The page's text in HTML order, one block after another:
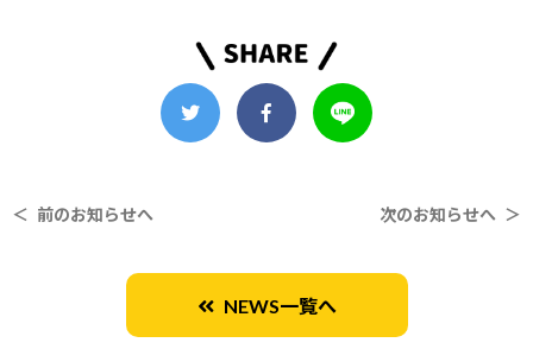
＜ 前のお知らせへ 次のお知らせへ ＞
NEWS一覧へ